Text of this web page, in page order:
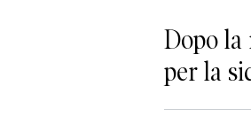
Dopo la
per la